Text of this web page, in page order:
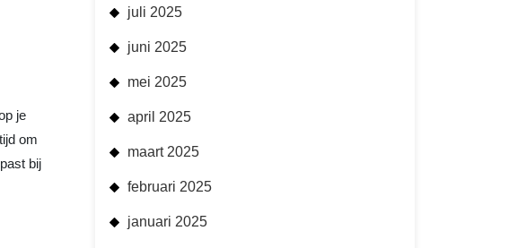
je
om
bij
juli 2025
juni 2025
mei 2025
april 2025
maart 2025
februari 2025
januari 2025